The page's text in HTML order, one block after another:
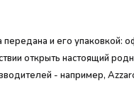
передана и его
открыть настоящий
- например,